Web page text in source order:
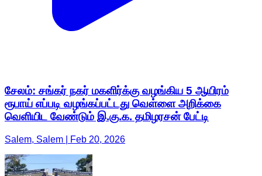
சேலம்: சங்கர் நகர் மகளிர்க்கு வழங்கிய 5 ஆயிரம்
ரூபாய் எப்படி வழங்கப்பட்டது வெள்ளை அறிக்கை
வெளியிட வேண்டும் இ.கு.க. தமிழரசன் பேட்டி
Salem, Salem | Feb 20, 2026